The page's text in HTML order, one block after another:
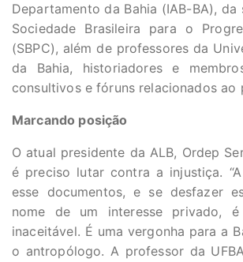
Departamento da Bahia (IAB-BA), da
Sociedade Brasileira para o
(SBPC), além de professores da
da Bahia, historiadores e
consultivos e fóruns relacionados ao
Marcando posição
O atual presidente da ALB, Ordep
é preciso lutar contra a injustiça.
esse documentos, e se desfazer
nome de um interesse privado, é
inaceitável. É uma vergonha para a
o antropólogo. A professor da